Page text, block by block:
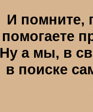
И помните,
помогаете
Ну а мы, в
в поиске